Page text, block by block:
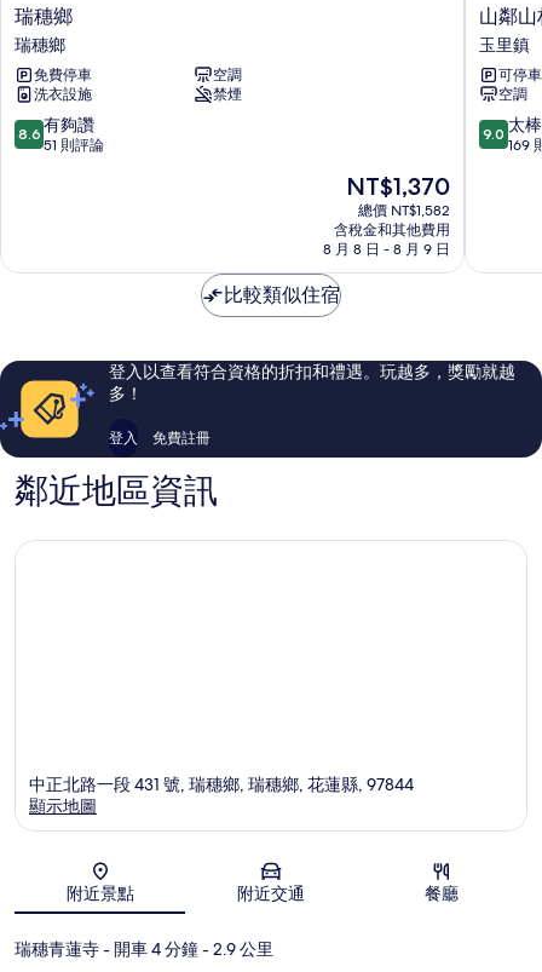
瑞
穗
鄉
瑞
穗
鄉
瑞穗鄉
瑞穗鄉
免費停車
空調
洗衣設施
禁煙
8.6
分，
夠
評
論
8.6 有夠讚
51 則評論
現
在
價
格
為
NT$1,370
總價 NT$1,582
含稅金和其他費用
8 月 8 日 - 8 月 9 日
山
鄰
山
林
青
年
文
山鄰
玉里鎮
可停車
空調
9.0
分，
棒
評
論
9.0 太
169
比較類似住宿
登入以查看符合資格的折扣和禮遇。玩越多，獎勵就越
多！
登入 免費註冊
鄰近地區資訊
地圖
中正北路一段 431 號, 瑞穗鄉, 瑞穗鄉, 花蓮縣, 97844
顯示地圖
附近景點 附近交通 餐廳
瑞穗青蓮寺- 開車 4 分鐘- 2.9 公里